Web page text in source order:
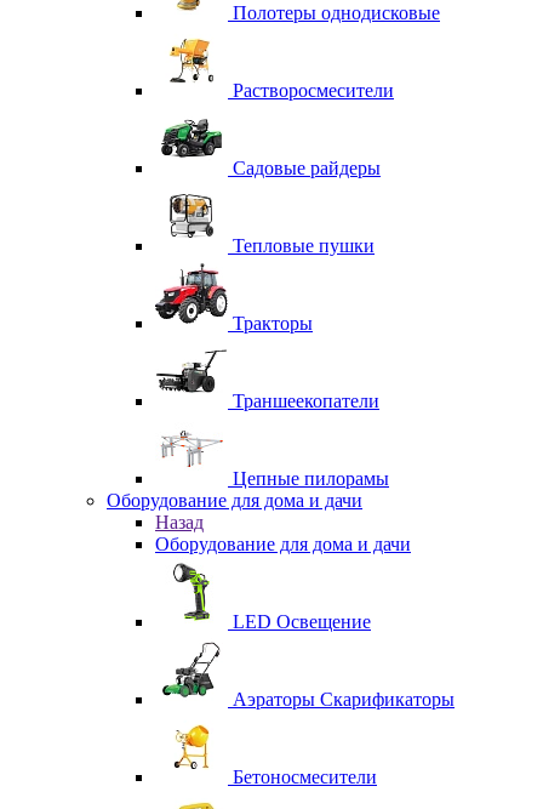
Полотеры однодисковые
Растворосмесители
Садовые райдеры
Тепловые пушки
Тракторы
Траншеекопатели
Цепные пилорамы
Оборудование для дома и дачи
Назад
Оборудование для дома и дачи
LED Освещение
Аэраторы Скарификаторы
Бетоносмесители